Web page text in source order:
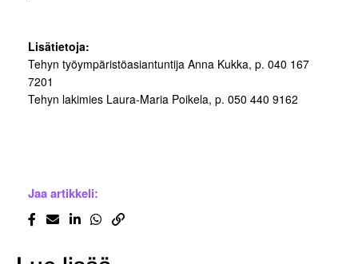
Lisätietoja:
Tehyn työympäristöasiantuntija Anna Kukka, p. 040 167
7201
Tehyn lakimies Laura-Maria Poikela, p. 050 440 9162
Jaa artikkeli: